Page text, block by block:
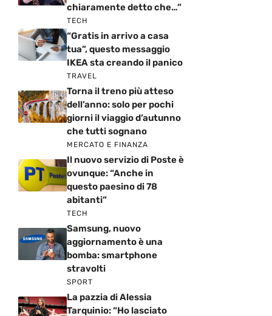
chiaramente detto che…”
TECH
“Gratis in arrivo a casa
tua”, questo messaggio
IKEA sta creando il panico
TRAVEL
Torna il treno più atteso
dell’anno: solo per pochi
giorni il viaggio d’autunno
che tutti sognano
MERCATO E FINANZA
Il nuovo servizio di Poste è
ovunque: “Anche in
questo paesino di 78
abitanti”
TECH
Samsung, nuovo
aggiornamento è una
bomba: smartphone
stravolti
SPORT
La pazzia di Alessia
Tarquinio: “Ho lasciato